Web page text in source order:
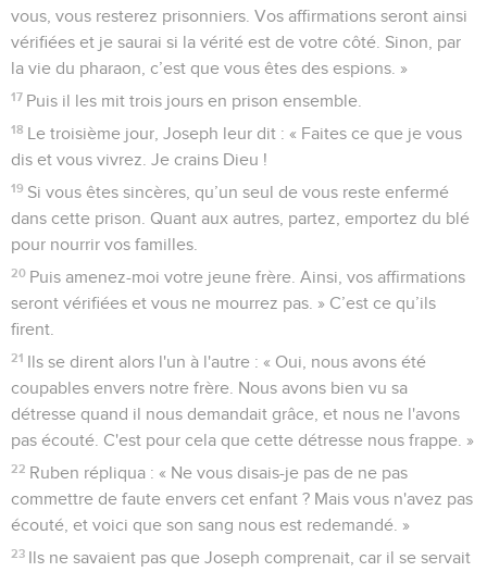
vous, vous resterez prisonniers. Vos affirmations seront ainsi
vérifiées et je saurai si la vérité est de votre côté. Sinon, par
la vie du pharaon, c’est que vous êtes des espions. »
17 Puis il les mit trois jours en prison ensemble.
18 Le troisième jour, Joseph leur dit : « Faites ce que je vous
dis et vous vivrez. Je crains Dieu !
19 Si vous êtes sincères, qu’un seul de vous reste enfermé
dans cette prison. Quant aux autres, partez, emportez du blé
pour nourrir vos familles.
20 Puis amenez-moi votre jeune frère. Ainsi, vos affirmations
seront vérifiées et vous ne mourrez pas. » C’est ce qu’ils
firent.
21 Ils se dirent alors l'un à l'autre : « Oui, nous avons été
coupables envers notre frère. Nous avons bien vu sa
détresse quand il nous demandait grâce, et nous ne l'avons
pas écouté. C'est pour cela que cette détresse nous frappe. »
22 Ruben répliqua : « Ne vous disais-je pas de ne pas
commettre de faute envers cet enfant ? Mais vous n'avez pas
écouté, et voici que son sang nous est redemandé. »
23 Ils ne savaient pas que Joseph comprenait, car il se servait